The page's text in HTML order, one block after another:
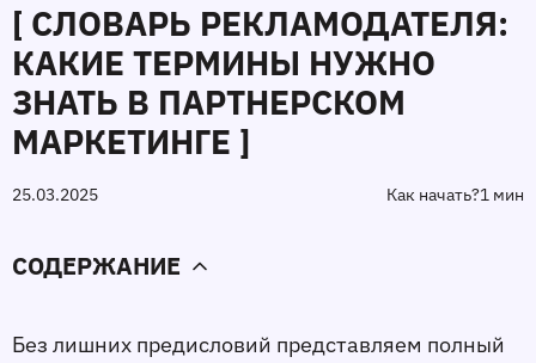
[ СЛОВАРЬ РЕКЛАМОДАТЕЛЯ:
КАКИЕ ТЕРМИНЫ НУЖНО
ЗНАТЬ В ПАРТНЕРСКОМ
МАРКЕТИНГЕ ]
25.03.2025 Как начать?1 мин
СОДЕРЖАНИЕ
Без лишних предисловий представляем полный